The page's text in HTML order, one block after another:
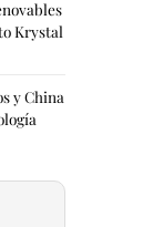
Krystal
y China